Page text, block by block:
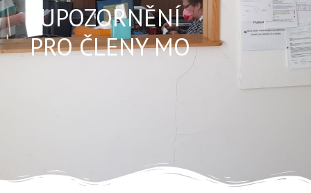
UPOZORNĚNÍ
PRO ČLENY MO